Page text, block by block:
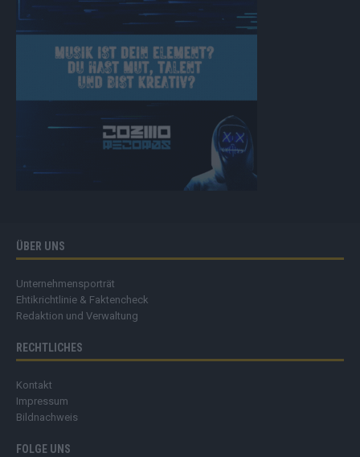
ÜBER UNS
Unternehmensporträt
Ehtikrichtlinie & Faktencheck
Redaktion und Verwaltung
RECHTLICHES
Kontakt
Impressum
Bildnachweis
FOLGE UNS